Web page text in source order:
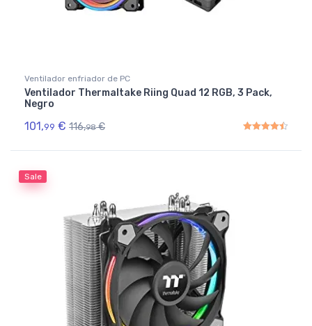
Ventilador enfriador de PC
Ventilador Thermaltake Riing Quad 12 RGB, 3 Pack,
Negro
101,99 € 116,98 €
Sale